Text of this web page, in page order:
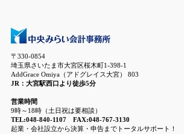
〒330-0854
埼玉県さいたま市大宮区桜木町1-398-1
AddGrace Omiya（アドグレイス大宮） 803
JR：大宮駅西口より徒歩5分
営業時間
9時～18時（土日祝は要相談）
TEL:048-840-1107 FAX:048-767-3130
起業・会社設立から決算・申告までトータルサポート！